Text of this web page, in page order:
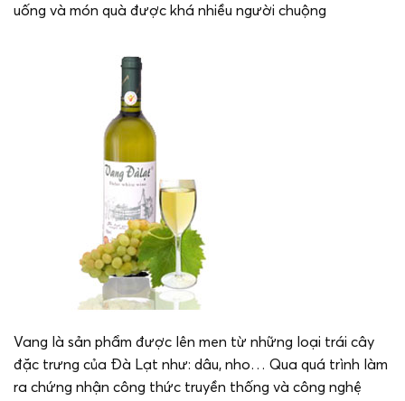
uống và món quà được khá nhiều người chuộng
Vang là sản phẩm được lên men từ những loại trái cây
đặc trưng của Đà Lạt như: dâu, nho… Qua quá trình làm
ra chứng nhận công thức truyền thống và công nghệ